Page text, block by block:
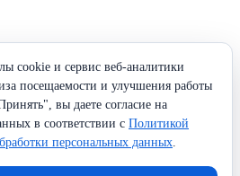
cookie и сервис веб-аналитики
посещаемости и улучшения работы
вы даете согласие на
в соответствии с Политикой
персональных данных.